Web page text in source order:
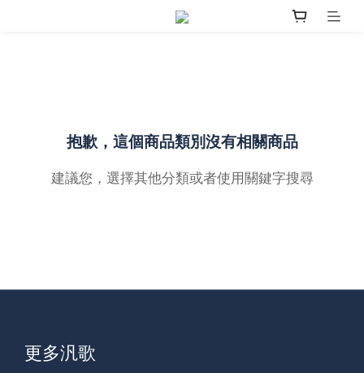
抱歉，這個商品類別沒有相關商品
建議您，選擇其他分類或者使用關鍵字搜尋
更多汎歌